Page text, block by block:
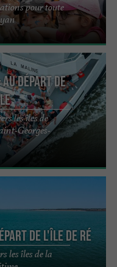
pour toute
départ de
les îles de
Georges-
de l'Île de Ré
les îles de la